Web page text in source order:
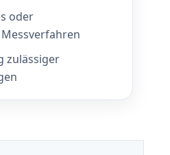
oder
zulässiger